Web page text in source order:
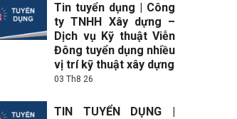
Tin tuyển dụng | Công
ty TNHH Xây dựng –
Dịch vụ Kỹ thuật Viễn
Đông tuyển dụng nhiều
vị trí kỹ thuật xây dựng
03 Th8 26
TIN TUYỂN DỤNG |